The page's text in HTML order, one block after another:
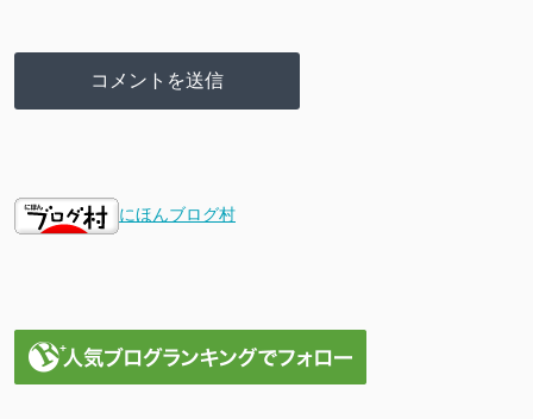
にほんブログ村